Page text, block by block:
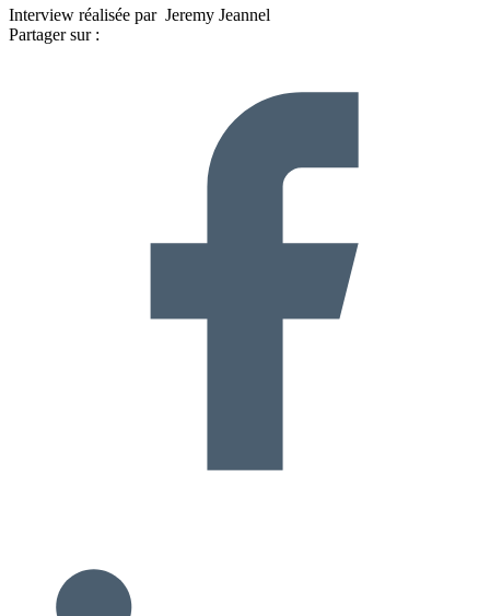
Interview réalisée par Jeremy Jeannel
Partager sur :